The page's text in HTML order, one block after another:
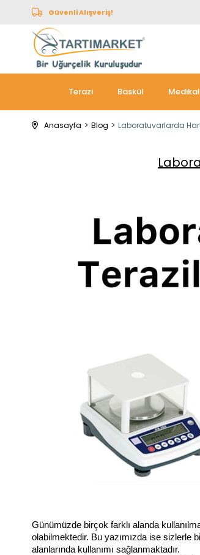
Güvenli Alışveriş!
Terazi Baskül
Anasayfa Blog Laboratuvarlarda
Günümüzde birçok farklı alanda
olabilmektedir. Bu yazımızda ise sizlerle
alanlarında kullanımı sağlanmaktadır.